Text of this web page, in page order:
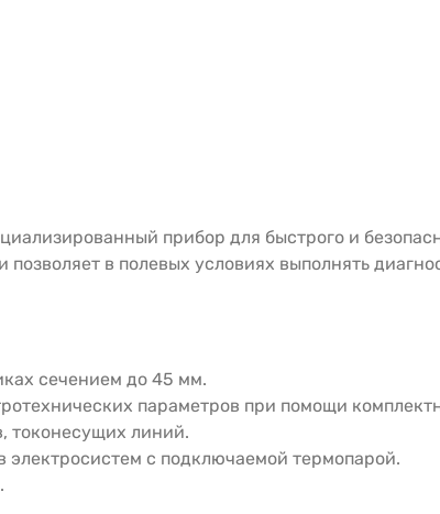
прибор для быстрого и
в полевых условиях выполнять
сечением до 45 мм.
параметров при помощи
токонесущих линий.
электросистем с подключаемой термопарой.